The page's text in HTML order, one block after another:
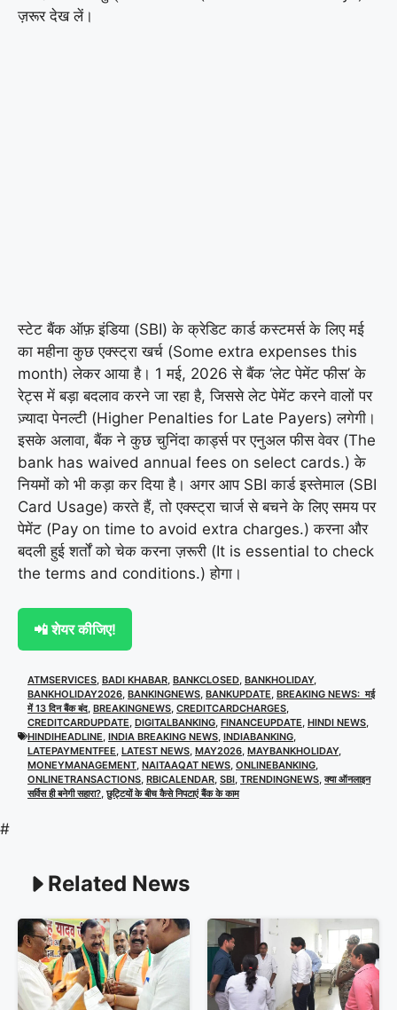
ज़रूर देख लें।
स्टेट बैंक ऑफ़ इंडिया (SBI) के क्रेडिट कार्ड कस्टमर्स के लिए मई
का महीना कुछ एक्स्ट्रा खर्च (Some extra expenses this
month) लेकर आया है। 1 मई, 2026 से बैंक ‘लेट पेमेंट फीस’ के
रेट्स में बड़ा बदलाव करने जा रहा है, जिससे लेट पेमेंट करने वालों पर
ज़्यादा पेनल्टी (Higher Penalties for Late Payers) लगेगी।
इसके अलावा, बैंक ने कुछ चुनिंदा कार्ड्स पर एनुअल फीस वेवर (The
bank has waived annual fees on select cards.) के
नियमों को भी कड़ा कर दिया है। अगर आप SBI कार्ड इस्तेमाल (SBI
Card Usage) करते हैं, तो एक्स्ट्रा चार्ज से बचने के लिए समय पर
पेमेंट (Pay on time to avoid extra charges.) करना और
बदली हुई शर्तों को चेक करना ज़रूरी (It is essential to check
the terms and conditions.) होगा।
📲 शेयर कीजिए!
ATMSERVICES, BADI KHABAR, BANKCLOSED, BANKHOLIDAY,
BANKHOLIDAY2026, BANKINGNEWS, BANKUPDATE, BREAKING NEWS: मई
में 13 दिन बैंक बंद, BREAKINGNEWS, CREDITCARDCHARGES,
CREDITCARDUPDATE, DIGITALBANKING, FINANCEUPDATE, HINDI NEWS,
HINDIHEADLINE, INDIA BREAKING NEWS, INDIABANKING,
LATEPAYMENTFEE, LATEST NEWS, MAY2026, MAYBANKHOLIDAY,
MONEYMANAGEMENT, NAITAAQAT NEWS, ONLINEBANKING,
ONLINETRANSACTIONS, RBICALENDAR, SBI, TRENDINGNEWS,क्या ऑनलाइन
सर्विस ही बनेगी सहारा?,छुट्टियों के बीच कैसे निपटाएं बैंक के काम
#
Related News